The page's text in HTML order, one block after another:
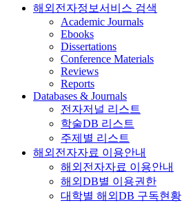
해외전자정보서비스 검색
Academic Journals
Ebooks
Dissertations
Conference Materials
Reviews
Reports
Databases & Journals
전자저널 리스트
학술DB 리스트
주제별 리스트
해외전자자료 이용안내
해외전자자료 이용안내
해외DB별 이용권한
대학별 해외DB 구독현황